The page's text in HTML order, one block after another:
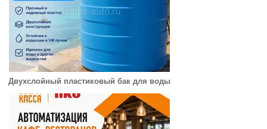
Двухслойный пластиковый бак для воды